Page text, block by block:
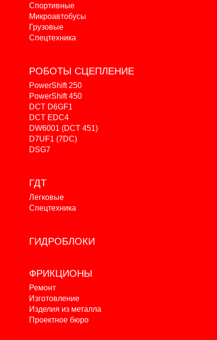
Спортивные
Микроавтобусы
Грузовые
Спецтехника
РОБОТЫ СЦЕПЛЕНИЕ
PowerShift 250
PowerShift 450
DCT D6GF1
DCT EDC4
DW6001 (DCT 451)
D7UF1 (7DC)
DSG7
ГДТ
Легковые
Спецтехника
ГИДРОБЛОКИ
ФРИКЦИОНЫ
Ремонт
Изготовление
Изделия из металла
Проектное бюро